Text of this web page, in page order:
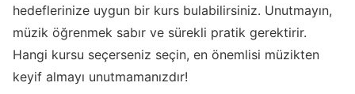
hedeflerinize uygun bir kurs bulabilirsiniz. Unutmayın,
müzik öğrenmek sabır ve sürekli pratik gerektirir.
Hangi kursu seçerseniz seçin, en önemlisi müzikten
keyif almayı unutmamanızdır!